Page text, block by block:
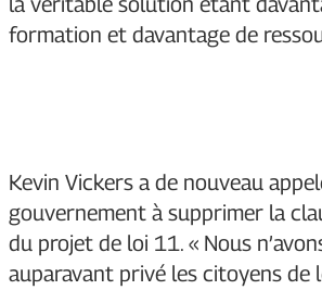
formation et davantage de
Kevin Vickers a de nouveau
gouvernement à supprimer la
du projet de loi 11. « Nous
auparavant privé les citoyens de